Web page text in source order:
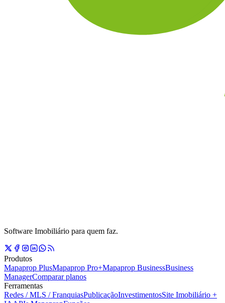
Software Imobiliário para quem faz.
Produtos
Mapaprop PlusMapaprop Pro+Mapaprop BusinessBusiness
ManagerComparar planos
Ferramentas
Redes / MLS / FranquiasPublicaçãoInvestimentosSite Imobiliário +